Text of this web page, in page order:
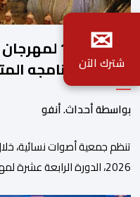
الدورة
يعلن عن برنامجه
بواسطة أحداث. أنفو
2026، الدورة الرابعة
✉
شترك الآن